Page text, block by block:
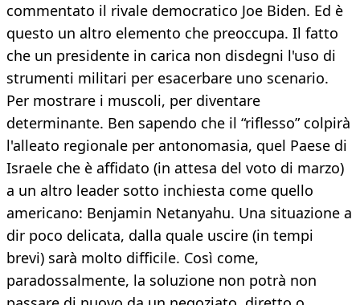
commentato il rivale democratico Joe Biden. Ed è
questo un altro elemento che preoccupa. Il fatto
che un presidente in carica non disdegni l'uso di
strumenti militari per esacerbare uno scenario.
Per mostrare i muscoli, per diventare
determinante. Ben sapendo che il “riflesso” colpirà
l'alleato regionale per antonomasia, quel Paese di
Israele che è affidato (in attesa del voto di marzo)
a un altro leader sotto inchiesta come quello
americano: Benjamin Netanyahu. Una situazione a
dir poco delicata, dalla quale uscire (in tempi
brevi) sarà molto difficile. Così come,
paradossalmente, la soluzione non potrà non